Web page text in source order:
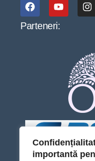
importantă
Parteneri: